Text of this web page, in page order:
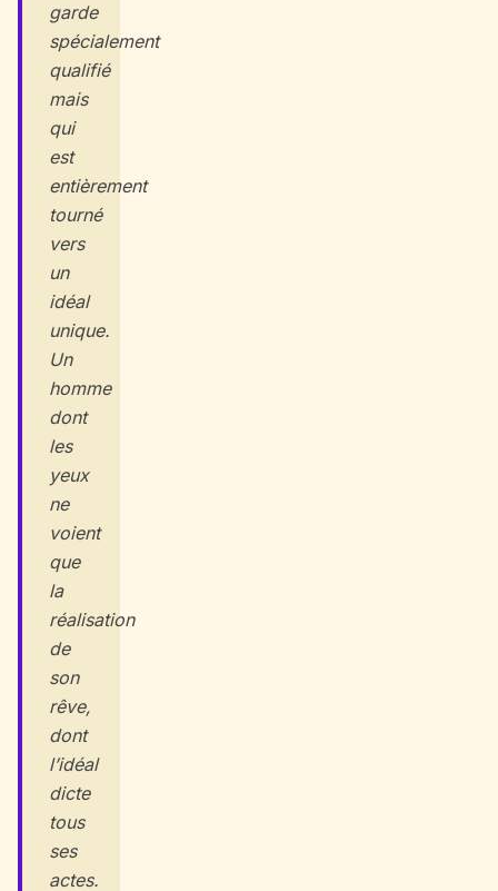
garde
spécialement
qualifié
mais
qui
est
entièrement
tourné
vers
un
idéal
unique.
Un
homme
dont
les
yeux
ne
voient
que
la
réalisation
de
son
rêve,
dont
l’idéal
dicte
tous
ses
actes.